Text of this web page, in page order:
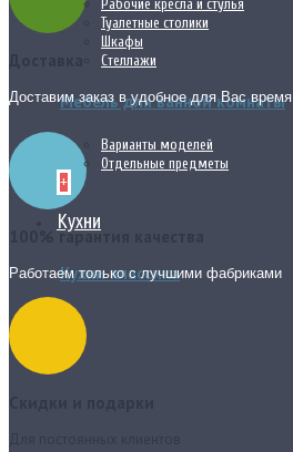
Рабочие кресла и стулья
Туалетные столики
Шкафы
Стеллажи
Мебель для ванной комнаты
Варианты моделей
Отдельные предметы
+
Кухни
Кухни классика
Доставим заказ в удобное для Вас время
100% гарантия качества
Работаем только с лучшими фабриками